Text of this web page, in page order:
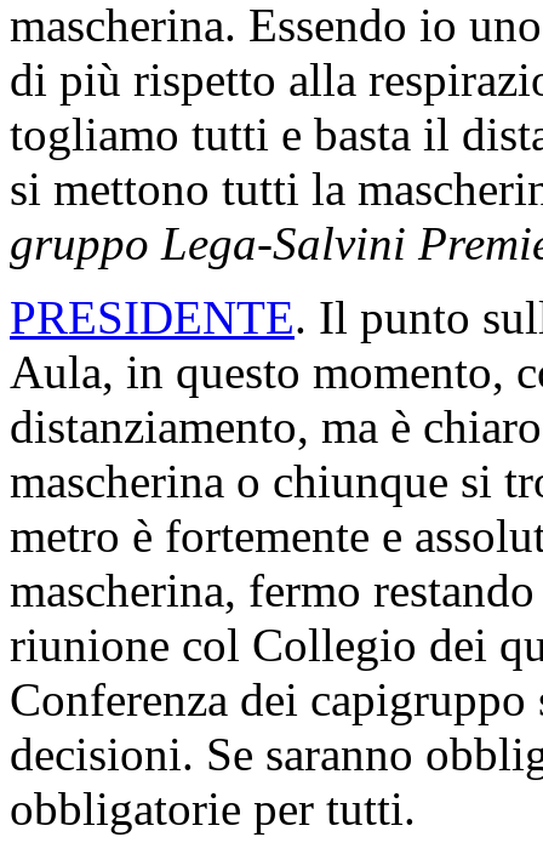
mascherina. Essendo io
di più rispetto alla
togliamo tutti e basta il
si mettono tutti la
gruppo Lega-Salvini
PRESIDENTE. Il punto
Aula, in questo momento,
distanziamento, ma è
mascherina o chiunque si
metro è fortemente e
mascherina, fermo
riunione col Collegio dei
Conferenza dei capigruppo
decisioni. Se saranno
obbligatorie per tutti.